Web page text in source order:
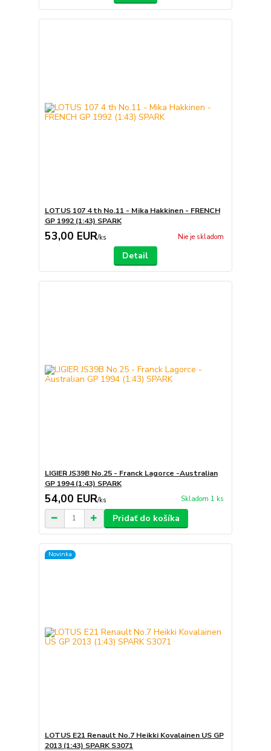
LOTUS 107 4 th No.11 - Mika Hakkinen - FRENCH
GP 1992 (1:43) SPARK
53,00 EUR/ks Nie je skladom
Detail
LIGIER JS39B No.25 - Franck Lagorce -Australian
GP 1994 (1:43) SPARK
54,00 EUR/ks Skladom 1 ks
Pridať do košíka
Novinka
LOTUS E21 Renault No.7 Heikki Kovalainen US GP
2013 (1:43) SPARK S3071